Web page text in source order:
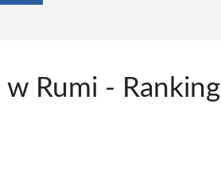
w Rumi - Ranking